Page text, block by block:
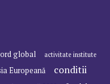
global
activitate institute
Europeană
conditii